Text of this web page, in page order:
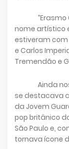
nome artístico
estiveram com
e Carlos
Tremendão e
Ainda
se destacava
da Jovem
pop britânico
São Paulo e,
tornava ícone